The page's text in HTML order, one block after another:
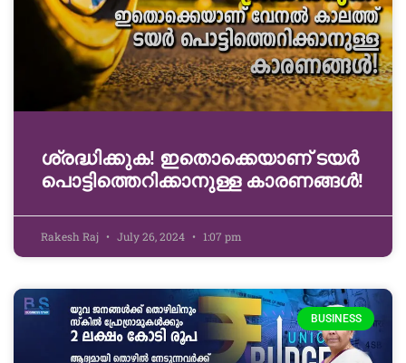
ശ്രദ്ധിക്കുക! ഇതൊക്കെയാണ് ടയർ
പൊട്ടിത്തെറിക്കാനുള്ള കാരണങ്ങൾ!
Rakesh Raj July 26, 2024 1:07 pm
BUSINESS